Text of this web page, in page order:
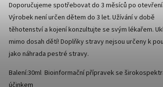
Doporučujeme spotřebovat do 3 měsíců po otevření.
Výrobek není určen dětem do 3 let. Užívání v době
těhotenství a kojení konzultujte se svým lékařem.
mimo dosah dětí! Doplňky stravy nejsou určeny k
jako náhrada pestré stravy.
Balení:30ml Bioinformační přípravek se
účinkem